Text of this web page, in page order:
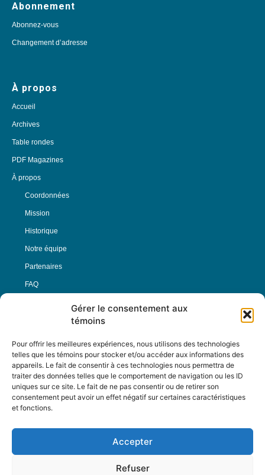
Gérer le consentement aux
témoins
Pour offrir les meilleures expériences, nous utilisons des technologies
telles que les témoins pour stocker et/ou accéder aux informations des
appareils. Le fait de consentir à ces technologies nous permettra de
traiter des données telles que le comportement de navigation ou les ID
uniques sur ce site. Le fait de ne pas consentir ou de retirer son
consentement peut avoir un effet négatif sur certaines caractéristiques
et fonctions.
Accepter
Refuser
Abonnement
Abonnez-vous
Changement d’adresse
À propos
Accueil
Archives
Table rondes
PDF Magazines
À propos
Coordonnées
Mission
Historique
Notre équipe
Partenaires
FAQ
Nous Suivre
Contactez-nous :
12-3894 rue Sainte-Catherine Est,